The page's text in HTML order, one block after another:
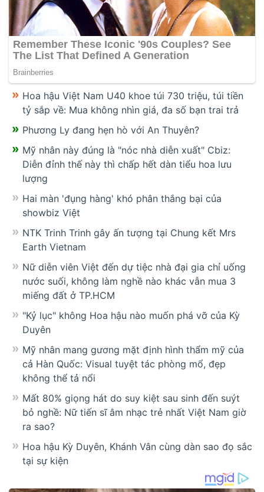
Hoa hậu Việt Nam U40 khoe túi 730 triệu, túi tiền
tỷ sắp về: Mua không nhìn giá, đa số bạn trai trả
Phương Ly đang hẹn hò với An Thuyên?
Mỹ nhân này đúng là "nóc nhà diễn xuất" Cbiz:
Diễn đỉnh thế này thì chấp hết dàn tiểu hoa lưu
lượng
Hai màn 'đụng hàng' khó phân thắng bại của
showbiz Việt
NTK Trinh Trinh gây ấn tượng tại Chung kết Mrs
Earth Vietnam
Nữ diễn viên Việt đến dự tiệc nhà đại gia chỉ uống
nước suối, không làm nghề nào khác vẫn mua 3
miếng đất ở TP.HCM
"Kỷ lục" không Hoa hậu nào muốn phá vỡ của Kỳ
Duyên
Mỹ nhân mang gương mặt định hình thẩm mỹ của
cả Hàn Quốc: Visual tuyệt tác phòng mổ, đẹp
không thể tả nổi
Mất 80% giọng hát do suy kiệt sau sinh đến suýt
bỏ nghề: Nữ tiến sĩ âm nhạc trẻ nhất Việt Nam giờ
ra sao?
Hoa hậu Kỳ Duyên, Khánh Vân cùng dàn sao đọ sắc
tại sự kiện